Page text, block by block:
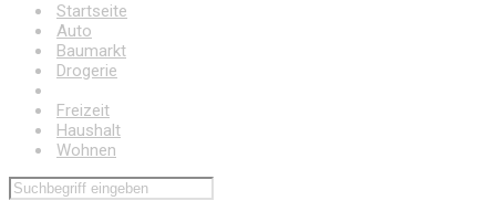
Startseite
Auto
Baumarkt
Drogerie
Freizeit
Haushalt
Wohnen